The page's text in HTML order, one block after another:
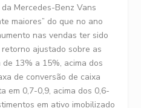
Mercedes-Benz Vans
maiores” do que no ano
nas vendas ter sido
ajustado sobre as
13% a 15%, acima dos
de conversão de caixa
em 0,7-0,9, acima dos 0,6-
em ativo imobilizado